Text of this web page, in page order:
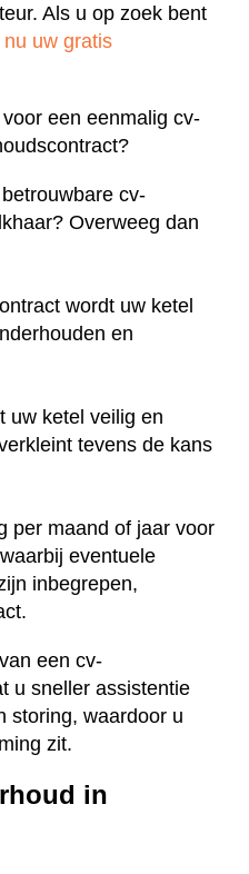
Als u op zoek bent
nu uw gratis
een eenmalig cv-
cv-
Overweeg dan
wordt uw ketel
en
uw ketel veilig en
tevens de kans
per maand of jaar voor
eventuele
inbegrepen,
een cv-
u sneller assistentie
storing, waardoor u
zit.
in